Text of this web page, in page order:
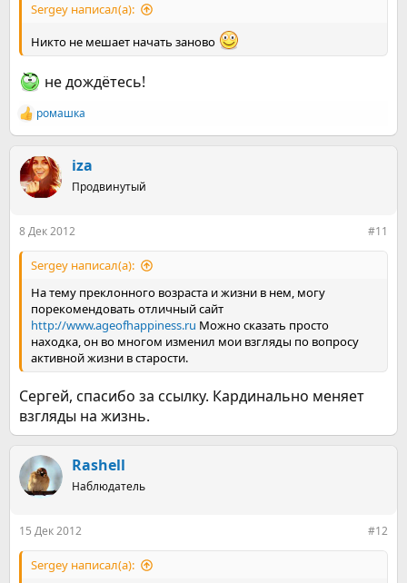
Sergey написал(а):
Никто не мешает начать заново
не дождётесь!
Р
е
к
ц
и
ромашка
iza
Продвинутый
8 Дек 2012 #11
Sergey написал(а):
На тему преклонного возраста и жизни в нем, могу
порекомендовать отличный сайт
http://www.ageofhappiness.ru Можно сказать просто
находка, он во многом изменил мои взгляды по вопросу
активной жизни в старости.
Сергей, спасибо за ссылку. Кардинально меняет
взгляды на жизнь.
Rashell
Наблюдатель
15 Дек 2012 #12
Sergey написал(а):